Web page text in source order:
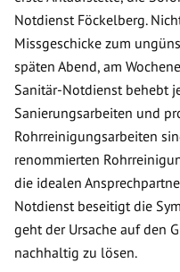
Notdienst Föckelberg.
Missgeschicke zum
späten Abend, am
Sanitär-Notdienst behebt
Sanierungsarbeiten und
Rohrreinigungsarbeiten
renommierten
die idealen
Notdienst beseitigt die
geht der Ursache auf den
nachhaltig zu lösen.